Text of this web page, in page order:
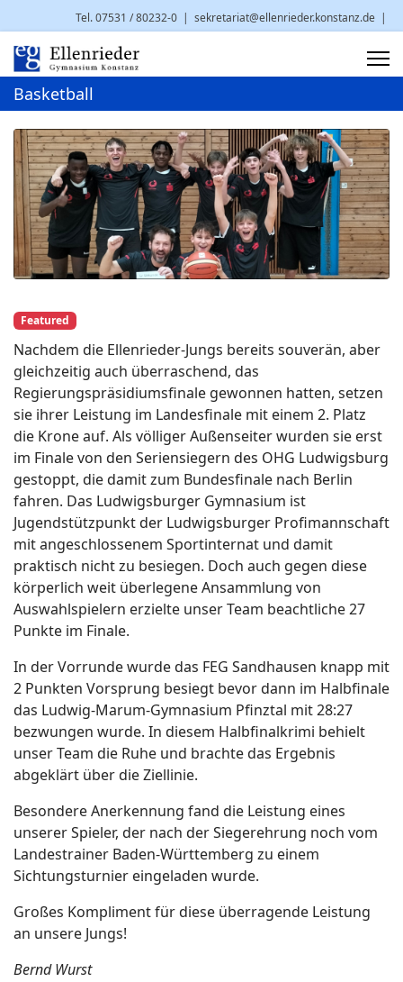
Tel. 07531 / 80232-0 | sekretariat@ellenrieder.konstanz.de |
Brauneggerstr. 29 | 78462 Konstanz
Basketball
Featured
Nachdem die Ellenrieder-Jungs bereits souverän, aber
gleichzeitig auch überraschend, das
Regierungspräsidiumsfinale gewonnen hatten, setzen
sie ihrer Leistung im Landesfinale mit einem 2. Platz
die Krone auf. Als völliger Außenseiter wurden sie erst
im Finale von den Seriensiegern des OHG Ludwigsburg
gestoppt, die damit zum Bundesfinale nach Berlin
fahren. Das Ludwigsburger Gymnasium ist
Jugendstützpunkt der Ludwigsburger Profimannschaft
mit angeschlossenem Sportinternat und damit
praktisch nicht zu besiegen. Doch auch gegen diese
körperlich weit überlegene Ansammlung von
Auswahlspielern erzielte unser Team beachtliche 27
Punkte im Finale.
In der Vorrunde wurde das FEG Sandhausen knapp mit
2 Punkten Vorsprung besiegt bevor dann im Halbfinale
das Ludwig-Marum-Gymnasium Pfinztal mit 28:27
bezwungen wurde. In diesem Halbfinalkrimi behielt
unser Team die Ruhe und brachte das Ergebnis
abgeklärt über die Ziellinie.
Besondere Anerkennung fand die Leistung eines
unserer Spieler, der nach der Siegerehrung noch vom
Landestrainer Baden-Württemberg zu einem
Sichtungsturnier eingeladen wurde.
Großes Kompliment für diese überragende Leistung
an unsere Jungs!
Bernd Wurst